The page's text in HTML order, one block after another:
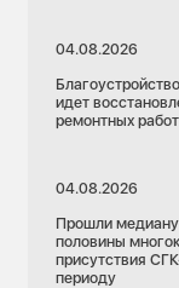
04.08.2026
идет
ремонтных
04.08.2026
Прошли
половины
присутствия
периоду